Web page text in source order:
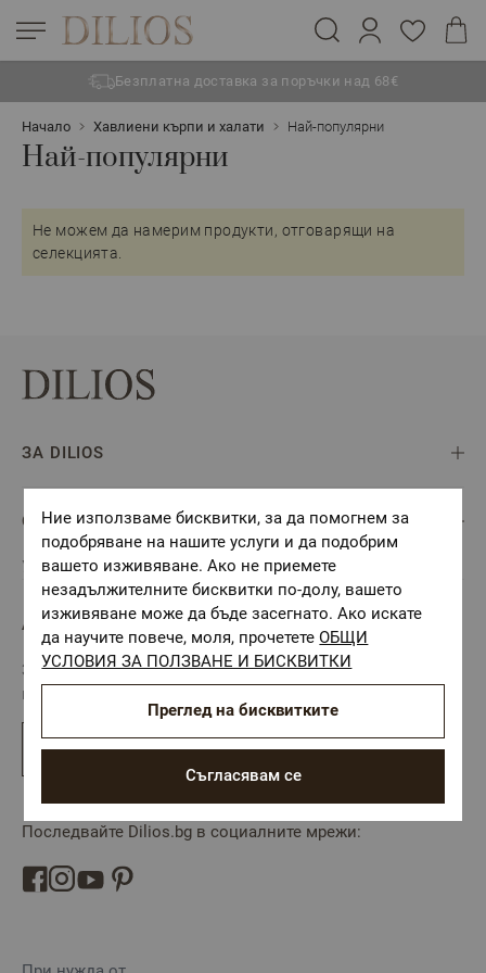
Безплатна доставка за поръчки над 68€
Начало Хавлиени кърпи и халати Най-популярни
Най-популярни
Не можем да намерим продукти, отговарящи на
селекцията.
ЗА DILIOS
ОБСЛУЖВАНЕ НА КЛИЕНТИ
Управление на бисквитки
АБОНАМЕНТ ЗА БЮЛЕТИН
Запишете се за нашия онлайн бюлетин и научавайте
първи за най-актуалните промоции и новини от Dilios.
Абониране
Последвайте Dilios.bg в социалните мрежи:
Ние използваме бисквитки, за да помогнем за
подобряване на нашите услуги и да подобрим
вашето изживяване. Ако не приемете
незадължителните бисквитки по-долу, вашето
изживяване може да бъде засегнато. Ако искате
да научите повече, моля, прочететеОБЩИ
УСЛОВИЯ ЗА ПОЛЗВАНЕ И БИСКВИТКИ
Съгласявам се
Преглед на бисквитките